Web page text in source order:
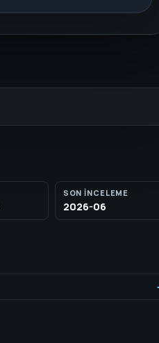
SON INCELEME
2026-06